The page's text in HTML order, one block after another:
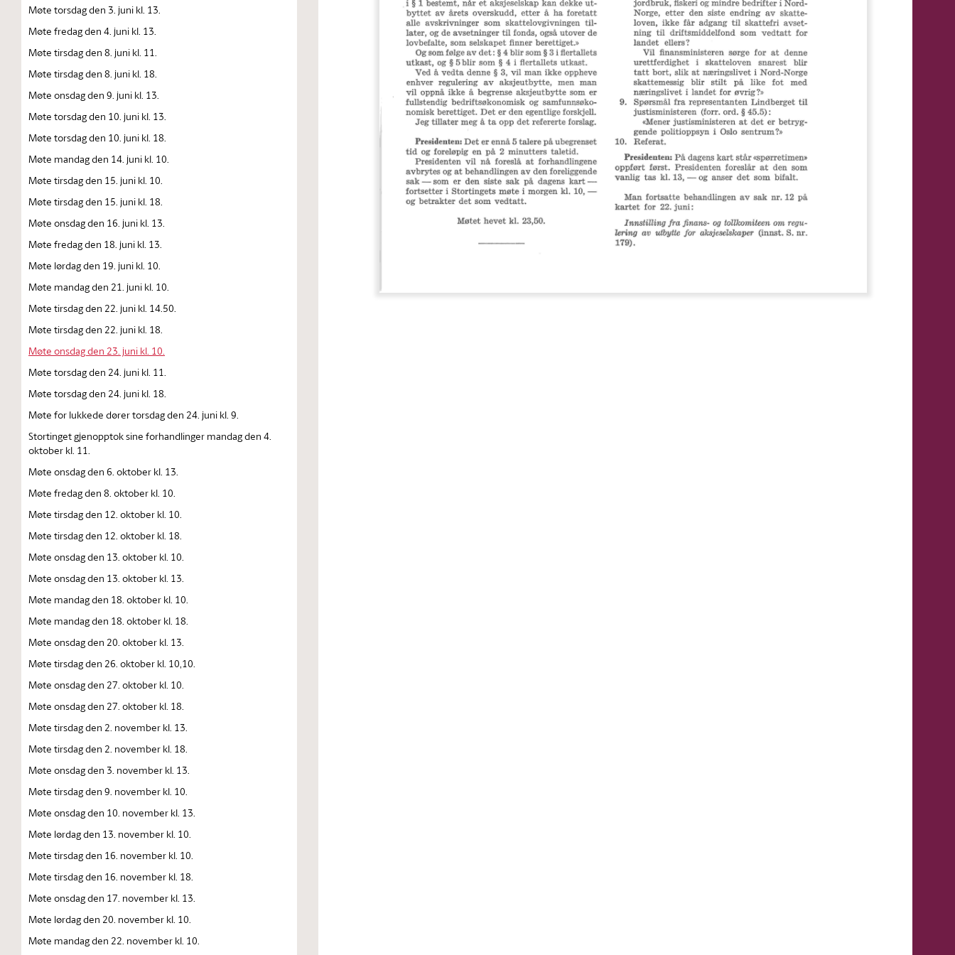
Møte torsdag den 3. juni kl. 13.
Møte fredag den 4. juni kl. 13.
Møte tirsdag den 8. juni kl. 11.
Møte tirsdag den 8. juni kl. 18.
Møte onsdag den 9. juni kl. 13.
Møte torsdag den 10. juni kl. 13.
Møte torsdag den 10. juni kl. 18.
Møte mandag den 14. juni kl. 10.
Møte tirsdag den 15. juni kl. 10.
Møte tirsdag den 15. juni kl. 18.
Møte onsdag den 16. juni kl. 13.
Møte fredag den 18. juni kl. 13.
Møte lørdag den 19. juni kl. 10.
Møte mandag den 21. juni kl. 10.
Møte tirsdag den 22. juni kl. 14.50.
Møte tirsdag den 22. juni kl. 18.
Møte onsdag den 23. juni kl. 10.
Møte torsdag den 24. juni kl. 11.
Møte torsdag den 24. juni kl. 18.
Møte for lukkede dører torsdag den 24. juni kl. 9.
Stortinget gjenopptok sine forhandlinger mandag den 4.
oktober kl. 11.
Møte onsdag den 6. oktober kl. 13.
Møte fredag den 8. oktober kl. 10.
Møte tirsdag den 12. oktober kl. 10.
Møte tirsdag den 12. oktober kl. 18.
Møte onsdag den 13. oktober kl. 10.
Møte onsdag den 13. oktober kl. 13.
Møte mandag den 18. oktober kl. 10.
Møte mandag den 18. oktober kl. 18.
Møte onsdag den 20. oktober kl. 13.
Møte tirsdag den 26. oktober kl. 10,10.
Møte onsdag den 27. oktober kl. 10.
Møte onsdag den 27. oktober kl. 18.
Møte tirsdag den 2. november kl. 13.
Møte tirsdag den 2. november kl. 18.
Møte onsdag den 3. november kl. 13.
Møte tirsdag den 9. november kl. 10.
Møte onsdag den 10. november kl. 13.
Møte lørdag den 13. november kl. 10.
Møte tirsdag den 16. november kl. 10.
Møte tirsdag den 16. november kl. 18.
Møte onsdag den 17. november kl. 13.
Møte lørdag den 20. november kl. 10.
Møte mandag den 22. november kl. 10.